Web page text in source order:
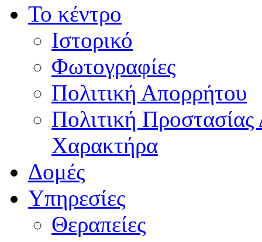
Το κέντρο
Ιστορικό
Φωτογραφίες
Πολιτική Απορρήτου
Πολιτική
Χαρακτήρα
Δομές
Υπηρεσίες
Θεραπείες